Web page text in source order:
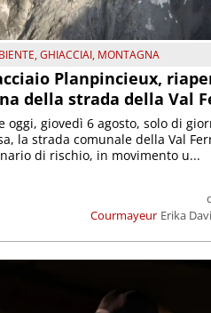
,GHIACCIAI, MONTAGNA
Planpincieux,
della strada della Val
Courmayeur Erika
oggi, giovedì 6 agosto, solo di
la strada comunale della Val
di rischio, in movimento u...